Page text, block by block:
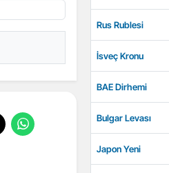
Rus Rublesi
İsveç Kronu
BAE Dirhemi
Bulgar Levası
Japon Yeni